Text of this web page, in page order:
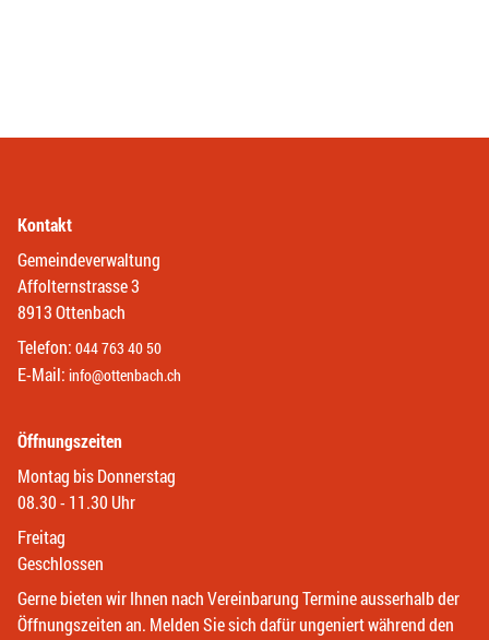
Kontakt
Gemeindeverwaltung
Affolternstrasse 3
8913 Ottenbach
Telefon: 044 763 40 50
E-Mail: info@ottenbach.ch
Öffnungszeiten
Montag bis Donnerstag
08.30 - 11.30 Uhr
Freitag
Geschlossen
Gerne bieten wir Ihnen nach Vereinbarung Termine ausserhalb der
Öffnungszeiten an. Melden Sie sich dafür ungeniert während den